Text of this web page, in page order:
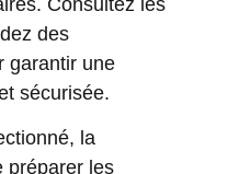
des
garantir une
sécurisée.
la
préparer les